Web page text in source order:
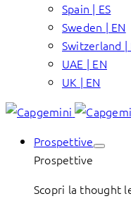
Spain | ES
Sweden | EN
Switzerland |
UAE | EN
UK | EN
Prospettive
Prospettive
Scopri la thought